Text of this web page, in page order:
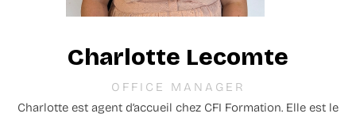
Charlotte Lecomte
OFFICE MANAGER
Charlotte est agent d’accueil chez CFI Formation. Elle est le